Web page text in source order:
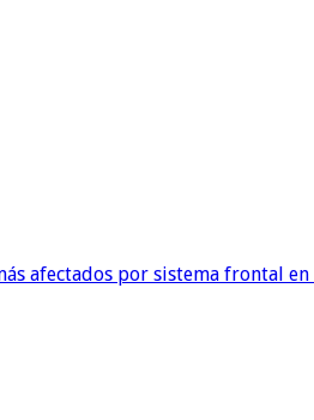
afectados por sistema frontal en